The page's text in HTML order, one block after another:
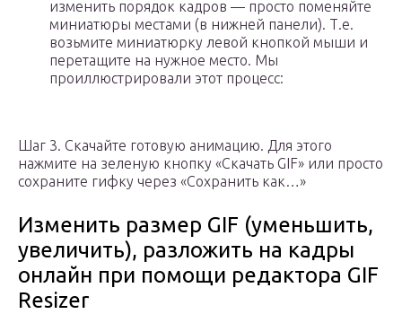
изменить порядок кадров — просто поменяйте
миниатюры местами (в нижней панели). Т.е.
возьмите миниатюрку левой кнопкой мыши и
перетащите на нужное место. Мы
проиллюстрировали этот процесс:
Шаг 3. Скачайте готовую анимацию. Для этого
нажмите на зеленую кнопку «Скачать GIF» или просто
сохраните гифку через «Сохранить как…»
Изменить размер GIF (уменьшить,
увеличить), разложить на кадры
онлайн при помощи редактора GIF
Resizer